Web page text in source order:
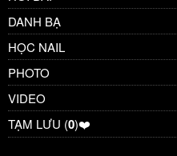
DANH BẠ
HỌC NAIL
PHOTO
VIDEO
TẠM LƯU (0)❤️